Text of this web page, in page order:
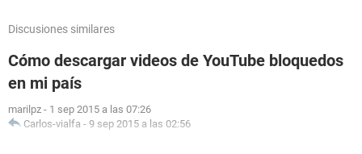
Discusiones similares
Cómo descargar videos de YouTube bloquedos
en mi país
marilpz - 1 sep 2015 a las 07:26
Carlos-vialfa - 9 sep 2015 a las 02:56